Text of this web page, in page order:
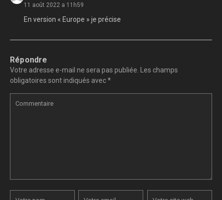
11 août 2022 a 11h59
En version « Europe » je précise
Répondre
Votre adresse e-mail ne sera pas publiée.
Les champs
obligatoires sont indiqués avec*